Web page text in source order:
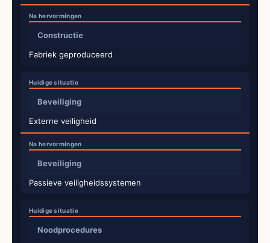
Constructie
Fabriek geproduceerd
Beveiliging
Externe veiligheid
Beveiliging
Passieve veiligheidssystemen
Noodprocedures